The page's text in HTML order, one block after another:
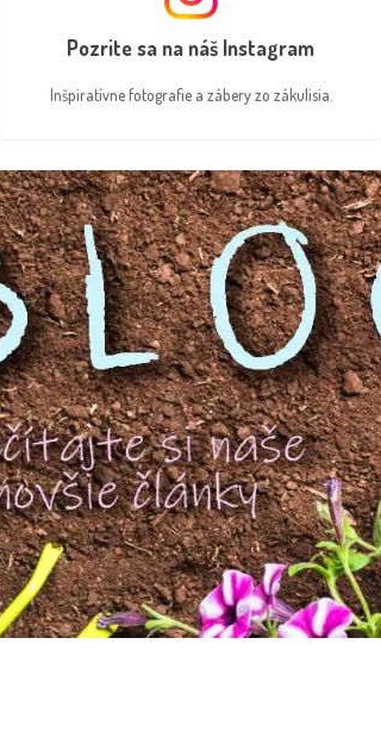
Pozrite sa na náš Instagram
Inšpiratívne fotografie a zábery zo zákulisia.